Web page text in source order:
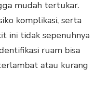
mudah tertukar.
komplikasi, serta
ini tidak sepenuhnya
ruam bisa
atau kurang